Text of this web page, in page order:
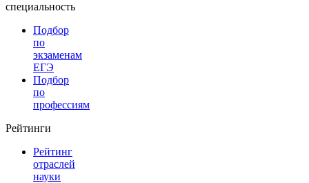
специальность
Подбор
по
экзаменам
ЕГЭ
Подбор
по
профессиям
Рейтинги
Рейтинг
отраслей
науки